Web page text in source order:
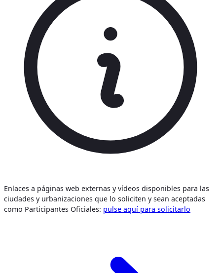
Enlaces a páginas web externas y vídeos disponibles para las
ciudades y urbanizaciones que lo soliciten y sean aceptadas
como Participantes Oficiales: pulse aquí para solicitarlo